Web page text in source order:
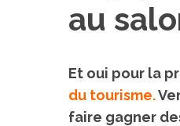
au
Et oui pour la
du tourisme.
faire gagner